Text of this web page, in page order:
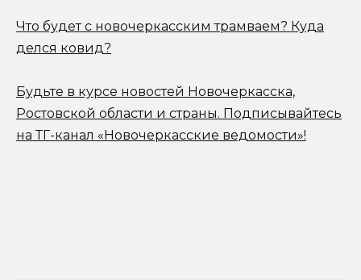
Что будет с новочеркасским трамваем? Куда
делся ковид?
Будьте в курсе новостей Новочеркасска,
Ростовской области и страны. Подписывайтесь
на ТГ-канал «Новочеркасские ведомости»!